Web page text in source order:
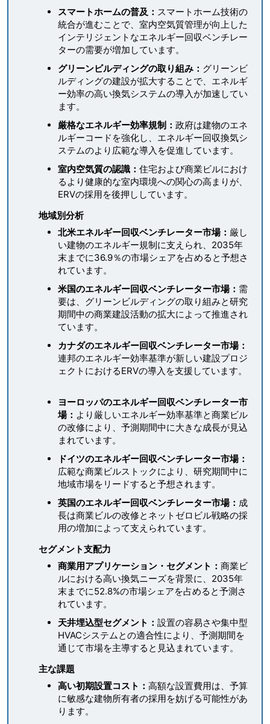
スマートホームの普及： スマートホーム技術の
統合が進むことで、室内空気質管理が向上した
インテリジェントなエネルギー回収ベンチレー
ターの需要が増加しています。
グリーンビルディングの取り組み： グリーンビ
ルディングの建設が拡大することで、エネルギ
ー効率の高い換気システムの導入が加速してい
ます。
厳格なエネルギー効率規制： 政府は建物のエネ
ルギーコードを強化し、エネルギー回収換気シ
ステムのより広範な導入を促進しています。
室内空気質の認識： 住宅および商業ビルにおけ
るより健康的な室内環境への関心の高まりが、
ERVの採用を後押ししています。
地域別分析
北米エネルギー回収ベンチレーター市場： 厳し
い建物のエネルギー規制に支えられ、2035年
末までに36.9％の市場シェアを占めると予想さ
れています。
米国のエネルギー回収ベンチレーター市場： 需
要は、グリーンビルディングの取り組みと研究
期間中の商業建設活動の拡大によって推進され
ています。
カナダのエネルギー回収ベンチレーター市場：
連邦のエネルギー効率基準が新しい建設プロジ
ェクトにおけるERVの導入を支援しています。
ヨーロッパのエネルギー回収ベンチレーター市
場： より厳しいエネルギー効率基準と商業ビル
の改修により、予測期間中に大きな成長が見込
まれています。
ドイツのエネルギー回収ベンチレーター市場：
広範な商業ビルストックにより、研究期間中に
地域市場をリードすると予想されます。
英国のエネルギー回収ベンチレーター市場： 成
長は商業ビルの改修とネットゼロビル戦略の採
用の増加によって支えられています。
セグメント支配力
商業用アプリケーション・セグメント： 商業ビ
ルにおける高い換気ニーズを背景に、2035年
末までに52.8%の市場シェアを占めると予測さ
れています。
天井埋込型セグメント： 設置の容易さや集中型
HVACシステムとの適合性により、予測期間を
通じて市場を主導すると見込まれています。
主な課題
高い初期設置コスト： 高額な設置費用は、予算
に敏感な建物所有者の採用を妨げる可能性があ
ります。